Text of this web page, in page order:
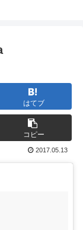
はてブ
コピー
2017.05.13